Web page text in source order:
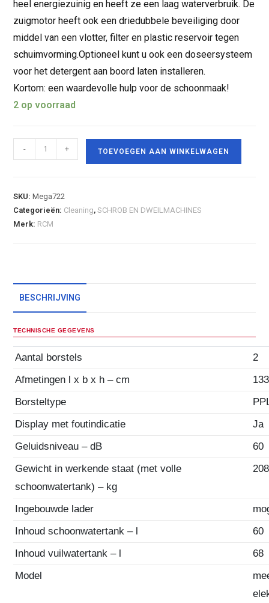
heel energiezuinig en heeft ze een laag waterverbruik. De
zuigmotor heeft ook een driedubbele beveiliging door
middel van een vlotter, filter en plastic reservoir tegen
schuimvorming.Optioneel kunt u ook een doseersysteem
voor het detergent aan boord laten installeren.
Kortom: een waardevolle hulp voor de schoonmaak!
2 op voorraad
- + TOEVOEGEN AAN WINKELWAGEN
SKU:Mega722
Categorieën: Cleaning,SCHROB EN DWEILMACHINES
Merk: RCM
BESCHRIJVING
TECHNISCHE GEGEVENS
Aantal borstels
2
Afmetingen l x b x h – cm
Borsteltype
Display met foutindicatie
Ja
Geluidsniveau – dB
60
Gewicht in werkende staat (met volle
schoonwatertank) – kg
208
Ingebouwde lader
Inhoud schoonwatertank – l
60
Inhoud vuilwatertank – l
68
Model